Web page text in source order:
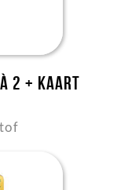
2 + kaart